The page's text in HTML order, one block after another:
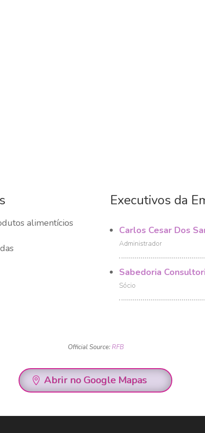
alimentícios
Executivos da
Carlos Cesar Dos
Administrador
Sabedoria
Sócio
Official Source:RFB
Abrir no Google Mapas